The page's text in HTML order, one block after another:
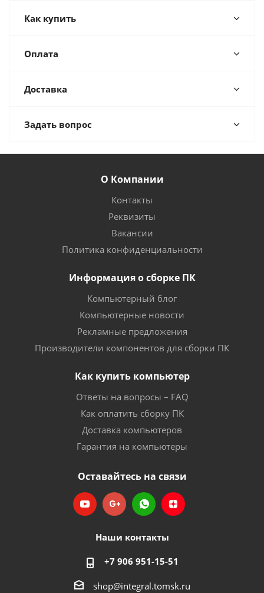
Как купить
Оплата
Доставка
Задать вопрос
О Компании
Контакты
Реквизиты
Вакансии
Политика конфиденциальности
Информация о сборке ПК
Компьютерный блог
Компьютерные новости
Рекламные предложения
Производители компонентов для сборки ПК
Как купить компьютер
Ответы на вопросы – FAQ
Как оплатить сборку ПК
Доставка компьютеров
Гарантия на компьютеры
Оставайтесь на связи
Наши контакты
+7 906 951-15-51
shop@integral.tomsk.ru